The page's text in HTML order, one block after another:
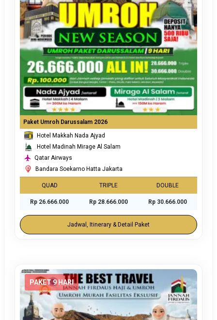
Paket Umroh Darussalam 2026
Hotel Makkah Nada Ajyad
Hotel Madinah Mirage Al Salam
Qatar Airways
Bandara Soekarno Hatta Jakarta
QUAD TRIPLE DOUBLE
Rp 26.666.000 Rp 28.666.000 Rp 30.666.000
Jadwal, Itinerary & Detail Paket
PAKET 9 HARI